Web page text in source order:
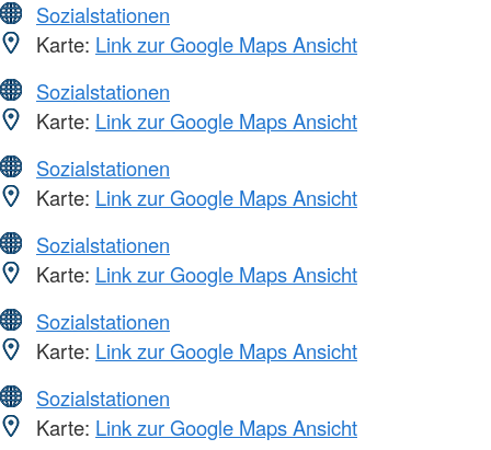
Sozialstationen
Karte: Link zur Google Maps Ansicht
Sozialstationen
Karte: Link zur Google Maps Ansicht
Sozialstationen
Karte: Link zur Google Maps Ansicht
Sozialstationen
Karte: Link zur Google Maps Ansicht
Sozialstationen
Karte: Link zur Google Maps Ansicht
Sozialstationen
Karte: Link zur Google Maps Ansicht